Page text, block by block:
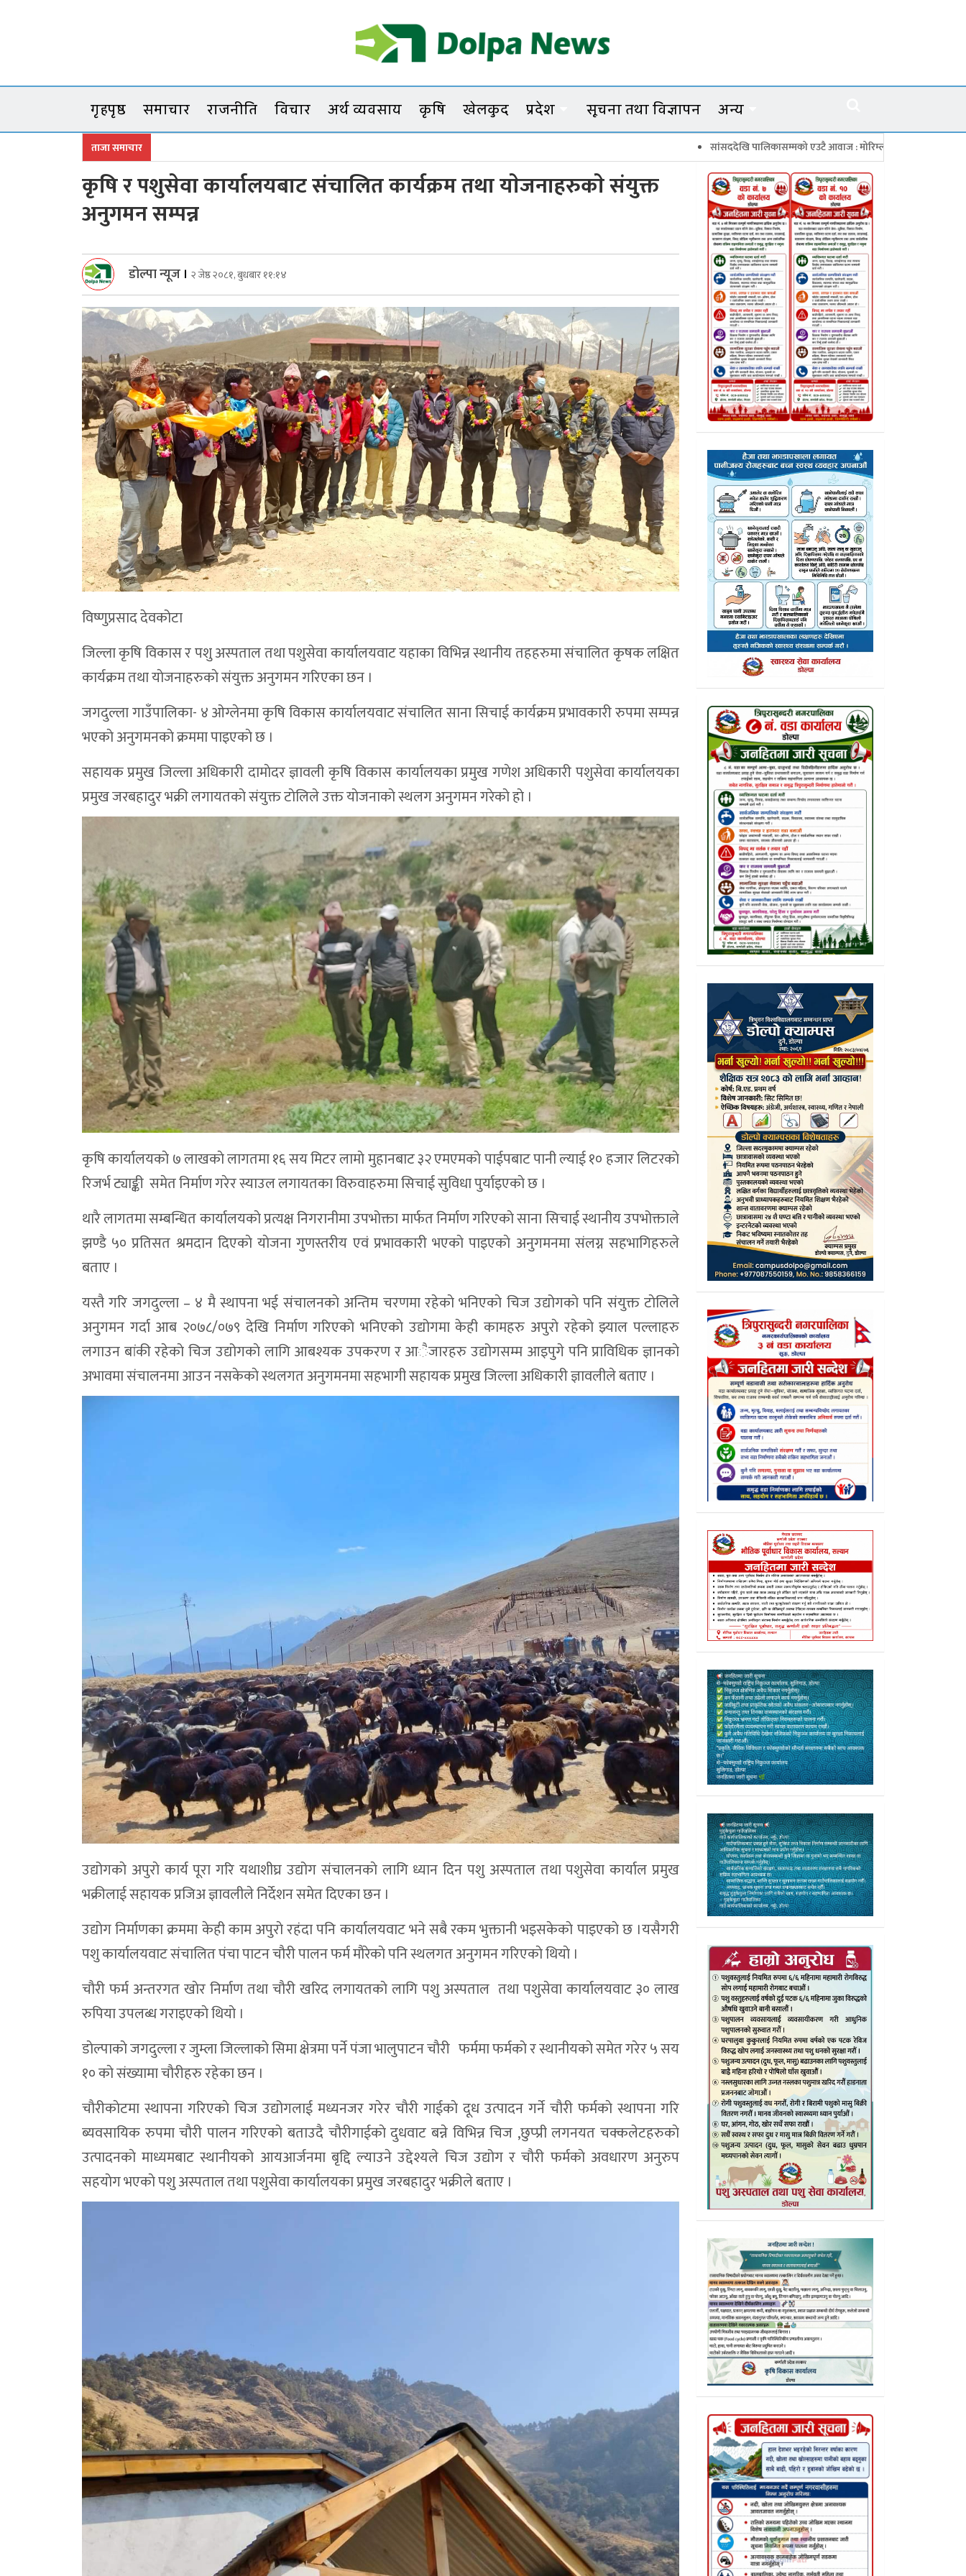
Dolpanews
गृहपृष्ठ समाचार राजनीति विचार अर्थ व्यवसाय कृषि खेलकुद प्रदेश सूचना तथा विज्ञापन अन्य
ताजा समाचार सांसददेखि पालिकासम्मको एउटै आवाज : मोरिम्ला–क्याटो नाका तत्काल खोल
कृषि र पशुसेवा कार्यालयबाट संचालित कार्यक्रम तथा याेजनाहरुकाे संयुक्त
अनुगमन सम्पन्न
डोल्पा न्यूज । २ जेष्ठ २०८१, बुधबार ११:१४
विष्णुप्रसाद देवकोटा
जिल्ला कृषि विकास र पशु अस्पताल तथा पशुसेवा कार्यालयवाट यहाका विभिन्न स्थानीय तहहरुमा संचालित कृषक लक्षित
कार्यक्रम तथा याेजनाहरुकाे संयुक्त अनुगमन गरिएका छन ।
जगदुल्ला गाउँपालिका- ४ ओग्लेनमा कृषि विकास कार्यालयवाट संचालित साना सिचाई कार्यक्रम प्रभावकारी रुपमा सम्पन्न
भएकाे अनुगमनकाे क्रममा पाइएकाे छ ।
सहायक प्रमुख जिल्ला अधिकारी दामाेदर ज्ञावली कृषि विकास कार्यालयका प्रमुख गणेश अधिकारी पशुसेवा कार्यालयका
प्रमुख जरबहादुर भक्री लगायतकाे संयुक्त टाेलिले उक्त याेजनाकाे स्थलग अनुगमन गरेकाे हाे ।
कृषि कार्यालयकाे ७ लाखकाे लागतमा १६ सय मिटर लामाे मुहानबाट ३२ एमएमकाे पाईपबाट पानी ल्याई १० हजार लिटरकाे
रिजर्भ ट्याङ्की समेत निर्माण गरेर स्याउल लगायतका विरुवाहरुमा सिचाई सुविधा पुर्याइएकाे छ ।
थारै लागतमा सम्बन्धित कार्यालयकाे प्रत्यक्ष निगरानीमा उपभोक्ता मार्फत निर्माण गरिएकाे साना सिचाई स्थानीय उपभोक्ताले
झण्डै ५० प्रतिसत श्रमदान दिएकाे याेजना गुणस्तरीय एवं प्रभावकारी भएकाे पाइएकाे अनुगमनमा संलग्न सहभागिहरुले
बताए ।
यस्तै गरि जगदुल्ला – ४ मै स्थापना भई संचालनकाे अन्तिम चरणमा रहेकाे भनिएकाे चिज उद्योगकाे पनि संयुक्त टाेलिले
अनुगमन गर्दा आब २०७८/०७९ देखि निर्माण गरिएकाे भनिएकाे उद्योगमा केही कामहरु अपुराे रहेकाे झ्याल पल्लाहरु
लगाउन बांकी रहेकाे चिज उद्योगकाे लागि आबश्यक उपकरण र आैजारहरु उद्योगसम्म आइपुगे पनि प्राविधिक ज्ञानकाे
अभावमा संचालनमा आउन नसकेकाे स्थलगत अनुगमनमा सहभागी सहायक प्रमुख जिल्ला अधिकारी ज्ञावलीले बताए ।
उद्योगकाे अपुराे कार्य पूरा गरि यथाशीघ्र उद्योग संचालनकाे लागि ध्यान दिन पशु अस्पताल तथा पशुसेवा कार्याल प्रमुख
भक्रीलाई सहायक प्रजिअ ज्ञावलीले निर्देशन समेत दिएका छन ।
उद्याेग निर्माणका क्रममा केही काम अपुराे रहंदा पनि कार्यालयवाट भने सबै रकम भुक्तानी भइसकेकाे पाइएकाे छ ।यसैगरी
पशु कार्यालयवाट संचालित पंचा पाटन चाैरी पालन फर्म माैरेकाे पनि स्थलगत अनुगमन गरिएकाे थियाे ।
चाैरी फर्म अन्तरगत खाेर निर्माण तथा चाैरी खरिद लगायतकाे लागि पशु अस्पताल तथा पशुसेवा कार्यालयवाट ३० लाख
रुपिया उपलब्ध गराइएकाे थियाे ।
डाेल्पाकाे जगदुल्ला र जुम्ला जिल्लाकाे सिमा क्षेत्रमा पर्ने पंजा भालुपाटन चाैरी फर्ममा फर्मकाे र स्थानीयकाे समेत गरेर ५ सय
१० काे संख्यामा चाैरीहरु रहेका छन ।
चाैरीकाेटमा स्थापना गरिएकाे चिज उद्योगलाई मध्यनजर गरेर चाैरी गाईकाे दूध उत्पादन गर्ने चाैरी फर्मकाे स्थापना गरि
ब्यवसायिक रुपमा चाैरी पालन गरिएकाे बताउदै चाैरीगाईकाे दुधवाट बन्ने विभिन्न चिज ,छुप्प्री लगनयत चक्कलेटहरुकाे
उत्पादनकाे माध्यमबाट स्थानीयकाे आयआर्जनमा बृद्दि ल्याउने उद्देश्यले चिज उद्योग र चाैरी फर्मकाे अवधारण अनुरुप
सहयाेग भएकाे पशु अस्पताल तथा पशुसेवा कार्यालयका प्रमुख जरबहादुर भक्रीले बताए ।